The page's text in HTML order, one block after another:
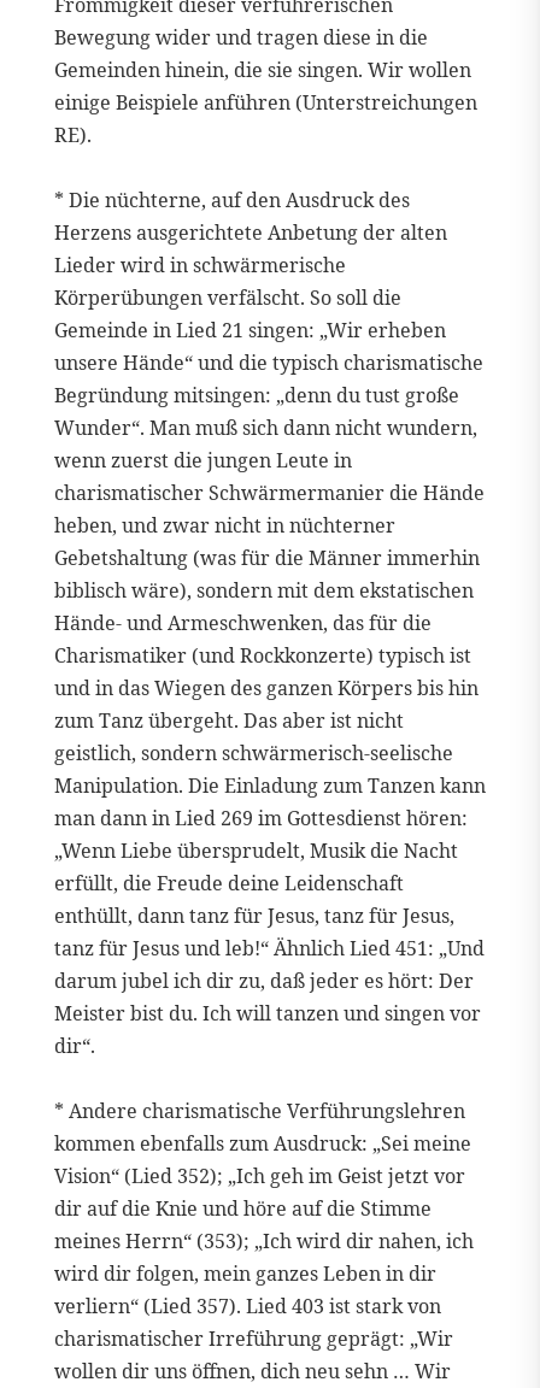
Bewegung wider und tragen diese in die
Gemeinden hinein, die sie singen. Wir wollen
einige Beispiele anführen (Unterstreichungen
RE).
* Die nüchterne, auf den Ausdruck des
Herzens ausgerichtete Anbetung der alten
Lieder wird in schwärmerische
Körperübungen verfälscht. So soll die
Gemeinde in Lied 21 singen: „Wir erheben
unsere Hände“ und die typisch charismatische
Begründung mitsingen: „denn du tust große
Wunder“. Man muß sich dann nicht wundern,
wenn zuerst die jungen Leute in
charismatischer Schwärmermanier die Hände
heben, und zwar nicht in nüchterner
Gebetshaltung (was für die Männer immerhin
biblisch wäre), sondern mit dem ekstatischen
Hände- und Armeschwenken, das für die
Charismatiker (und Rockkonzerte) typisch ist
und in das Wiegen des ganzen Körpers bis hin
zum Tanz übergeht. Das aber ist nicht
geistlich, sondern schwärmerisch-seelische
Manipulation. Die Einladung zum Tanzen kann
man dann in Lied 269 im Gottesdienst hören:
„Wenn Liebe übersprudelt, Musik die Nacht
erfüllt, die Freude deine Leidenschaft
enthüllt, dann tanz für Jesus, tanz für Jesus,
tanz für Jesus und leb!“ Ähnlich Lied 451: „Und
darum jubel ich dir zu, daß jeder es hört: Der
Meister bist du. Ich will tanzen und singen vor
dir“.
* Andere charismatische Verführungslehren
kommen ebenfalls zum Ausdruck: „Sei meine
Vision“ (Lied 352); „Ich geh im Geist jetzt vor
dir auf die Knie und höre auf die Stimme
meines Herrn“ (353); „Ich wird dir nahen, ich
wird dir folgen, mein ganzes Leben in dir
verliern“ (Lied 357). Lied 403 ist stark von
charismatischer Irreführung geprägt: „Wir
wollen dir uns öffnen, dich neu sehn … Wir